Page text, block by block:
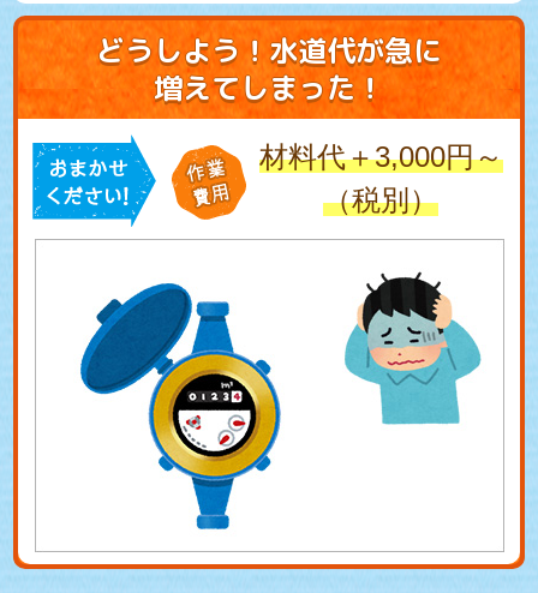
どうしよう！水道代が急に
増えてしまった！
材料代＋3,000円～
（税別）